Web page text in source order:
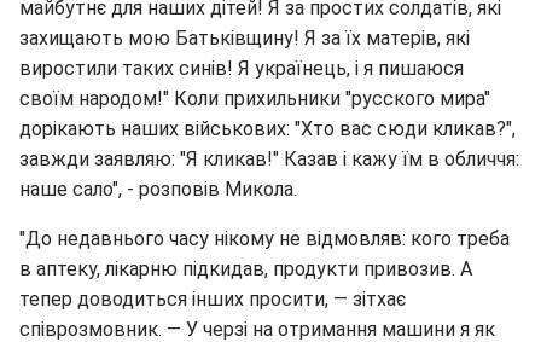
майбутнє для наших дітей! Я за простих солдатів, які
захищають мою Батьківщину! Я за їх матерів, які
виростили таких синів! Я українець, і я пишаюся
своїм народом!" Коли прихильники "русского мира"
дорікають наших військових: "Хто вас сюди кликав?",
завжди заявляю: "Я кликав!" Казав і кажу їм в обличчя:
наше сало", - розповів Микола.
"До недавнього часу нікому не відмовляв: кого треба
в аптеку, лікарню підкидав, продукти привозив. А
тепер доводиться інших просити, — зітхає
співрозмовник. — У черзі на отримання машини я як